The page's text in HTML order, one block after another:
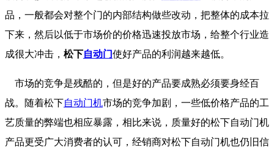
品，一般都会对整个门的内部结构做些改动，把整体的成本拉
下来，然后以低于市场价的价格迅速投放市场，给整个行业造
成很大冲击， 松下自动门使好产品的利润越来越低。
市场的竞争是残酷的，但是好的产品要成熟必须要身经百
战。随着松下自动门机市场的竞争加剧，一些低价格产品的工
艺质量的弊端也相应暴露，相比来说，质量好的松下自动门机
产品更受广大消费者的认可，经销商对松下自动门机也仍旧信